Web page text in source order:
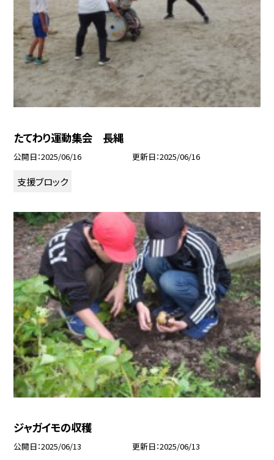
たてわり運動集会 長縄
公開日 2025/06/16 更新日 2025/06/16
支援ブロック
ジャガイモの収穫
公開日 2025/06/13 更新日 2025/06/13